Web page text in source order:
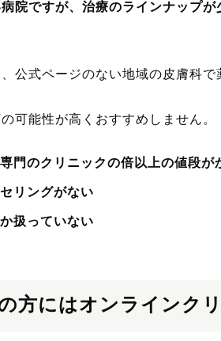
院ですが、治療のラインナップ
公式ページのない地域の皮膚科で
可能性が高くおすすめしません。
門のクリニックの倍以上の値段が
リングがない
扱っていない
方にはオンラインク